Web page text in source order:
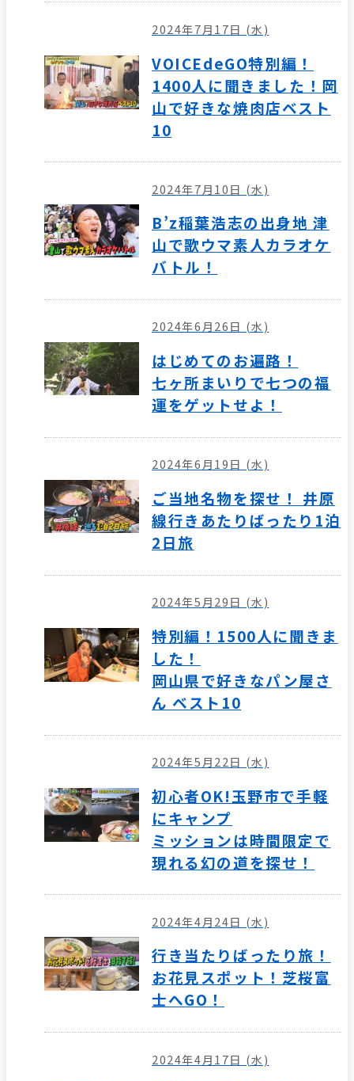
2024年7月17日 (水)
VOICEdeGO特別編！
1400人に聞きました！岡
山で好きな焼肉店ベスト
10
2024年7月10日 (水)
B’z稲葉浩志の出身地 津
山で歌ウマ素人カラオケ
バトル！
2024年6月26日 (水)
はじめてのお遍路！
七ヶ所まいりで七つの福
運をゲットせよ！
2024年6月19日 (水)
ご当地名物を探せ！ 井原
線行きあたりばったり1泊
2日旅
2024年5月29日 (水)
特別編！1500人に聞きま
した！
岡山県で好きなパン屋さ
ん ベスト10
2024年5月22日 (水)
初心者OK!玉野市で手軽
にキャンプ
ミッションは時間限定で
現れる幻の道を探せ！
2024年4月24日 (水)
行き当たりばったり旅！
お花見スポット！芝桜富
士へGO！
2024年4月17日 (水)